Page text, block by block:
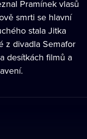
Pramínek vlasů
smrti se hlavní
stala Jitka
z divadla Semafor
desítkách filmů a